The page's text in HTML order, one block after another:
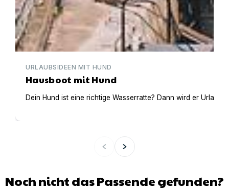
URLAUBSIDEEN MIT HUND
Hausboot mit Hund
Dein Hund ist eine richtige Wasserratte? Dann wird er
Noch nicht das Passende gefunden?